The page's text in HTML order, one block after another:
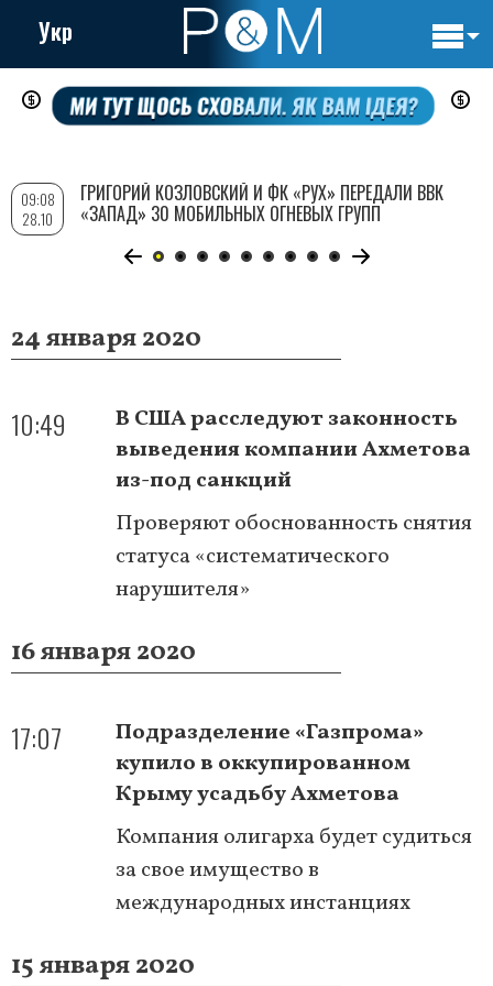
Перейти
содержанию
Укр
24 января 2020
10:49
В США расследуют законность
выведения компании Ахметова
из-под санкций
Проверяют обоснованность снятия
статуса «систематического
нарушителя»
16 января 2020
17:07
Подразделение «Газпрома»
купило в оккупированном
Крыму усадьбу Ахметова
Компания олигарха будет судиться
за свое имущество в
международных инстанциях
15 января 2020
09:08
28.10
ГРИГОРИЙ КОЗЛОВСКИЙ И ФК «РУХ» ПЕРЕДАЛИ ВВК
«ЗАПАД» 30 МОБИЛЬНЫХ ОГНЕВЫХ ГРУПП